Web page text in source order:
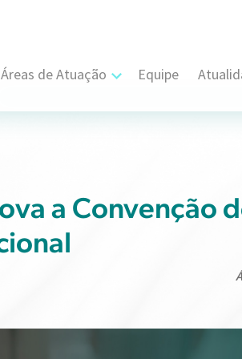
Áreas de Atuação
Cível, Comercial e Consumidor
Propriedade Intelectual
Resolução de Disputas
Equipe
a Convenção